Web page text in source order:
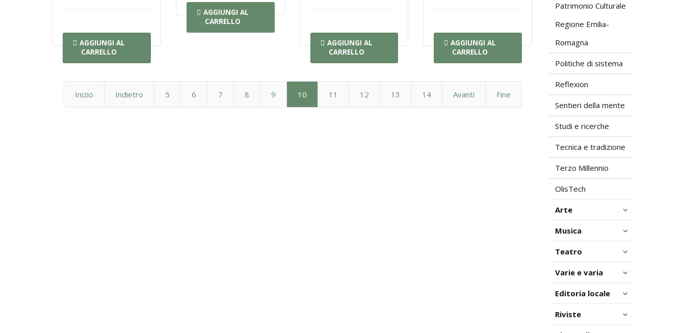
AGGIUNGI AL
CARRELLO
AGGIUNGI AL
CARRELLO
AGGIUNGI AL
CARRELLO
AGGIUNGI AL
CARRELLO
Inizio Indietro 5 6 7 8 9 10 11 12 13 14 Avanti Fine
Patrimonio Culturale
Regione Emilia-
Romagna
Politiche di sistema
Reflexion
Sentieri della mente
Studi e ricerche
Tecnica e tradizione
Terzo Millennio
OlisTech
Arte
Musica
Teatro
Varie e varia
Editoria locale
Riviste